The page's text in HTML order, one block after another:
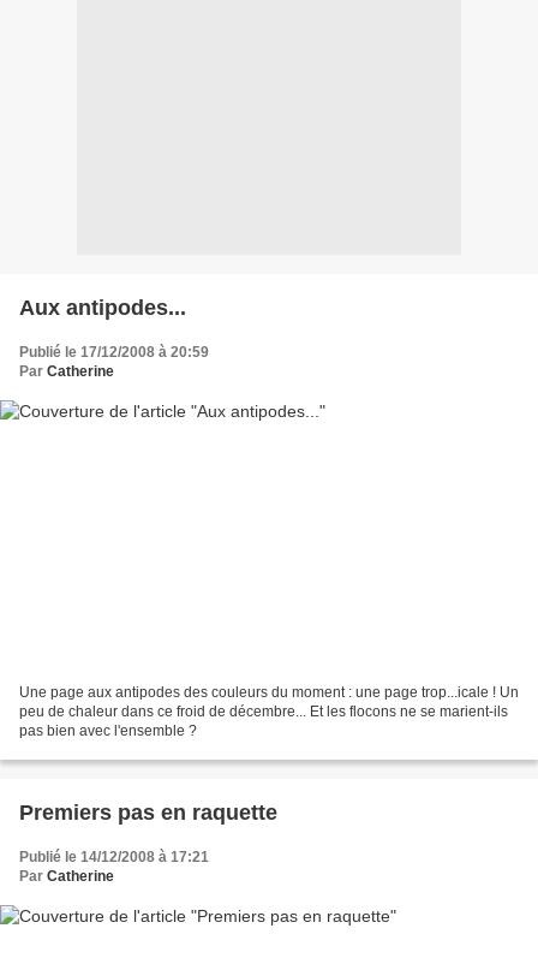
Aux antipodes...
Publié le 17/12/2008 à 20:59
Par Catherine
Une page aux antipodes des couleurs du moment : une page trop...icale ! Un
peu de chaleur dans ce froid de décembre... Et les flocons ne se marient-ils
pas bien avec l'ensemble ?
Premiers pas en raquette
Publié le 14/12/2008 à 17:21
Par Catherine